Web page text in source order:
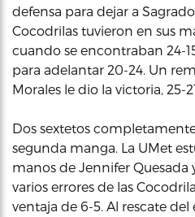
defensa para dejar a
Cocodrilas tuvieron en sus
cuando se encontraban 24-
para adelantar 20-24. Un
Morales le dio la victoria, 25-
Dos sextetos
segunda manga. La UMet
manos de Jennifer Quesada
varios errores de las
ventaja de 6-5. Al rescate